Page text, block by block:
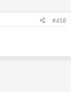
#458